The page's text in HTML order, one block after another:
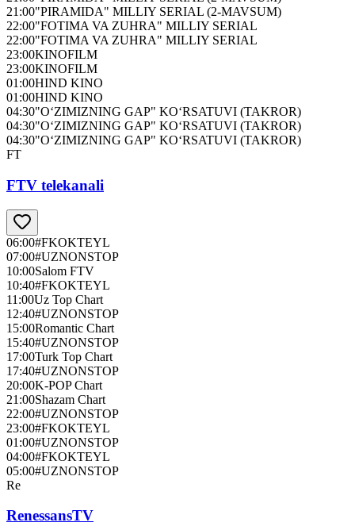
21:00"PIRAMIDA" MILLIY SERIAL (2-MAVSUM)
22:00"FOTIMA VA ZUHRA" MILLIY SERIAL
22:00"FOTIMA VA ZUHRA" MILLIY SERIAL
23:00KINOFILM
23:00KINOFILM
01:00HIND KINO
01:00HIND KINO
04:30"O‘ZIMIZNING GAP" KO‘RSATUVI (TAKROR)
04:30"O‘ZIMIZNING GAP" KO‘RSATUVI (TAKROR)
04:30"O‘ZIMIZNING GAP" KO‘RSATUVI (TAKROR)
FT
FTV telekanali
06:00#FKOKTEYL
07:00#UZNONSTOP
10:00Salom FTV
10:40#FKOKTEYL
11:00Uz Top Chart
12:40#UZNONSTOP
15:00Romantic Chart
15:40#UZNONSTOP
17:00Turk Top Chart
17:40#UZNONSTOP
20:00K-POP Chart
21:00Shazam Chart
22:00#UZNONSTOP
23:00#FKOKTEYL
01:00#UZNONSTOP
04:00#FKOKTEYL
05:00#UZNONSTOP
Re
RenessansTV